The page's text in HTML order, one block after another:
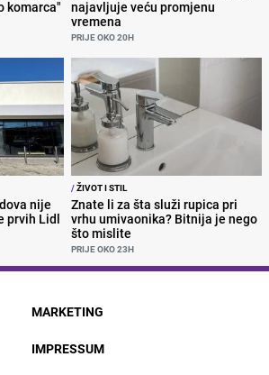
komarca"
najavljuje veću promjenu
vremena
PRIJE OKO 20H
nije
prvih Lidl
/ŽIVOT I STIL
Znate li za šta služi rupica pri
vrhu umivaonika? Bitnija je nego
što mislite
PRIJE OKO 23H
MARKETING
IMPRESSUM